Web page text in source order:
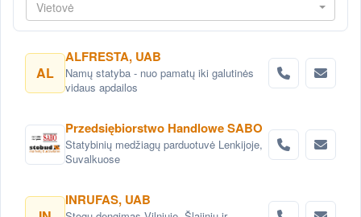
Vietovė
AL
ALFRESTA, UAB
Namų statyba - nuo pamatų iki galutinės
vidaus apdailos
Przedsiębiorstwo Handlowe SABO
Statybinių medžiagų parduotuvė Lenkijoje,
Suvalkuose
INRUFAS, UAB